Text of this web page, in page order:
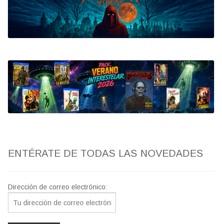
Bluray
Clasificada S
artwork
fantaterror
Jesús Franco
ENTÉRATE DE TODAS LAS NOVEDADES
Dirección de correo electrónico: